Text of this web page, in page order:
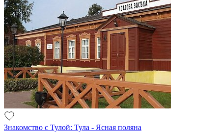
Знакомство с Тулой: Тула - Ясная поляна